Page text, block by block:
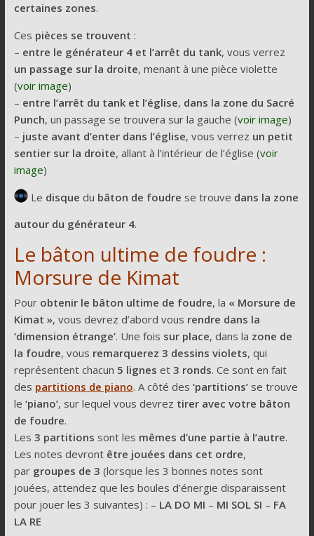
certaines zones.
Ces pièces se trouvent :
– entre le générateur 4 et l’arrêt du tank, vous verrez
un passage sur la droite, menant à une pièce violette
(voir image)
– entre l’arrêt du tank et l’église, dans la zone du Sacré
Punch, un passage se trouvera sur la gauche (voir image)
– juste avant d’enter dans l’église, vous verrez un petit
sentier sur la droite, allant à l’intérieur de l’église (voir
image)
Le disque du bâton de foudre se trouve dans la zone
autour du générateur 4.
Le bâton ultime de foudre :
Morsure de Kimat
Pour obtenir le bâton ultime de foudre, la « Morsure de
Kimat », vous devrez d’abord vous rendre dans la
‘dimension étrange’. Une fois sur place, dans la zone de
la foudre, vous remarquerez 3 dessins violets, qui
représentent chacun 5 lignes et3 ronds. Ce sont en fait
des partitions de piano. A côté des ‘partitions’se trouve
le ‘piano’, sur lequel vous devrez tirer avec votre bâton
de foudre.
Les 3 partitions sont les mêmes d’une partie à l’autre.
Les notes devrontêtre jouées dans cet ordre,
par groupes de 3 (lorsque les 3 bonnes notes sont
jouées, attendez que les boules d’énergie disparaissent
pour jouer les 3 suivantes) : – LA DO MI – MI SOL SI – FA
LA RE